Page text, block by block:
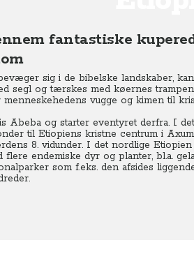
fantastiske
sig i de bibelske landskaber,
segl og tærskes med køernes
vugge og kimen til
Abeba og starter eventyret derfra. I
til Etiopiens kristne centrum i
8. vidunder. I det nordlige
endemiske dyr og planter, bl.a.
som f.eks. den afsides